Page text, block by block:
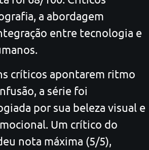
a abordagem
entre tecnologia e
críticos apontarem ritmo
a série foi
por sua beleza visual e
Um crítico do
nota máxima (5/5),